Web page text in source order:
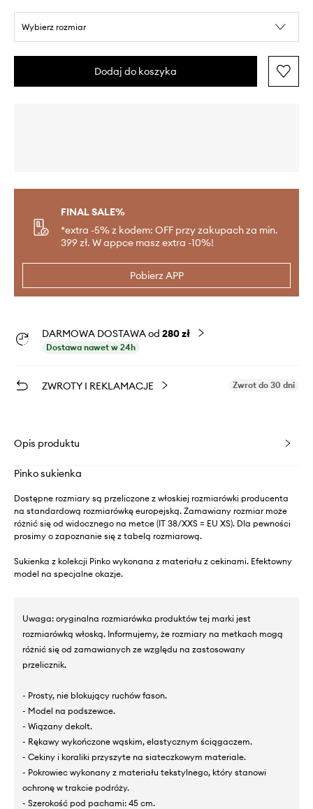
Wybierz rozmiar
Dodaj do koszyka
FINAL SALE%
*extra -5% z kodem: OFF przy zakupach za min.
399 zł. W appce masz extra -10%!
Pobierz APP
DARMOWA DOSTAWA od 280 zł
Dostawa nawet w 24h
ZWROTY I REKLAMACJE Zwrot do 30 dni
Opis produktu
Pinko sukienka
Dostępne rozmiary są przeliczone z włoskiej rozmiarówki producenta
na standardową rozmiarówkę europejską. Zamawiany rozmiar może
różnić się od widocznego na metce (IT 38/XXS = EU XS). Dla pewności
prosimy o zapoznanie się z tabelą rozmiarową.
Sukienka z kolekcji Pinko wykonana z materiału z cekinami. Efektowny
model na specjalne okazje.
Uwaga: oryginalna rozmiarówka produktów tej marki jest
rozmiarówką włoską. Informujemy, że rozmiary na metkach mogą
różnić się od zamawianych ze względu na zastosowany
przelicznik.
- Prosty, nie blokujący ruchów fason.
- Model na podszewce.
- Wiązany dekolt.
- Rękawy wykończone wąskim, elastycznym ściągaczem.
- Cekiny i koraliki przyszyte na siateczkowym materiale.
- Pokrowiec wykonany z materiału tekstylnego, który stanowi
ochronę w trakcie podróży.
- Szerokość pod pachami: 45 cm.